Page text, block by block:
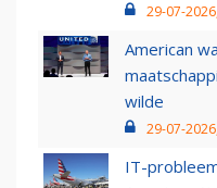
29-07-
American
wilde
29-07-
IT-